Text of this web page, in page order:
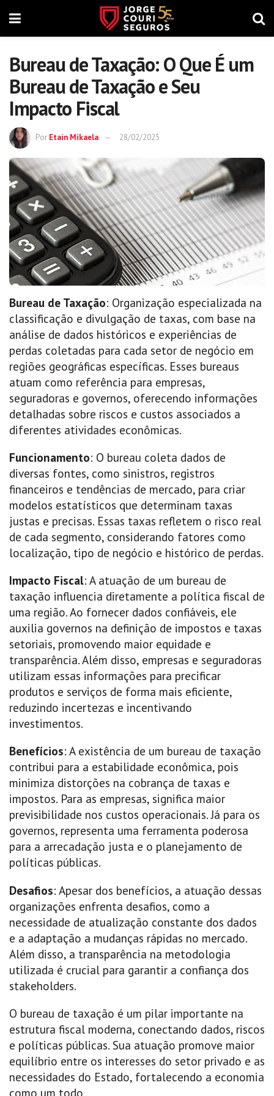
Bureau de Taxação: O Que É um
Bureau de Taxação e Seu
Impacto Fiscal
Por Etain Mikaela 28/02/2025
Bureau de Taxação: Organização especializada na
classificação e divulgação de taxas, com base na
análise de dados históricos e experiências de
perdas coletadas para cada setor de negócio em
regiões geográficas específicas. Esses bureaus
atuam como referência para empresas,
seguradoras e governos, oferecendo informações
detalhadas sobre riscos e custos associados a
diferentes atividades econômicas.
Funcionamento: O bureau coleta dados de
diversas fontes, como sinistros, registros
financeiros e tendências de mercado, para criar
modelos estatísticos que determinam taxas
justas e precisas. Essas taxas refletem o risco real
de cada segmento, considerando fatores como
localização, tipo de negócio e histórico de perdas.
Impacto Fiscal: A atuação de um bureau de
taxação influencia diretamente a política fiscal de
uma região. Ao fornecer dados confiáveis, ele
auxilia governos na definição de impostos e taxas
setoriais, promovendo maior equidade e
transparência. Além disso, empresas e seguradoras
utilizam essas informações para precificar
produtos e serviços de forma mais eficiente,
reduzindo incertezas e incentivando
investimentos.
Benefícios: A existência de um bureau de taxação
contribui para a estabilidade econômica, pois
minimiza distorções na cobrança de taxas e
impostos. Para as empresas, significa maior
previsibilidade nos custos operacionais. Já para os
governos, representa uma ferramenta poderosa
para a arrecadação justa e o planejamento de
políticas públicas.
Desafios: Apesar dos benefícios, a atuação dessas
organizações enfrenta desafios, como a
necessidade de atualização constante dos dados
e a adaptação a mudanças rápidas no mercado.
Além disso, a transparência na metodologia
utilizada é crucial para garantir a confiança dos
stakeholders.
O bureau de taxação é um pilar importante na
estrutura fiscal moderna, conectando dados, riscos
e políticas públicas. Sua atuação promove maior
equilíbrio entre os interesses do setor privado e as
necessidades do Estado, fortalecendo a economia
como um todo.